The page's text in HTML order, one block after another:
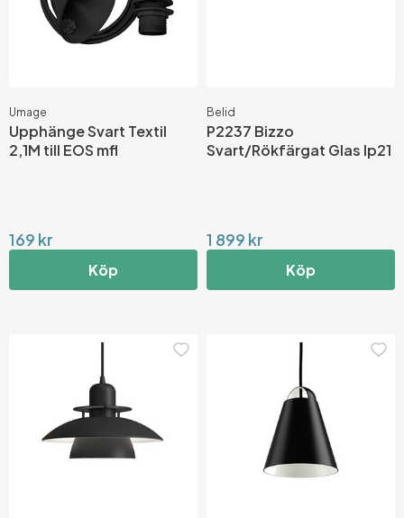
Umage
Upphänge Svart Textil
2,1M till EOS mfl
169 kr
Köp
Belid
P2237 Bizzo
Svart/Rökfärgat Glas Ip21
1 899 kr
Köp